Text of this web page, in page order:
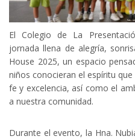
El Colegio de La
jornada llena de alegría,
House 2025, un espacio
niños conocieran el espíritu
fe y excelencia, así como el
a nuestra comunidad.
Durante el evento, la Hna.